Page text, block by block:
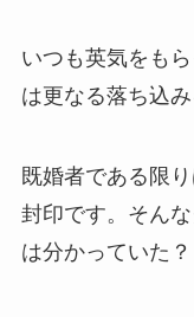
いつも英気をも
は更なる落ち込
既婚者である限
封印です。そん
は分かっていた？